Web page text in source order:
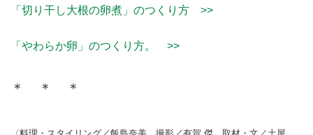
「切り干し大根の卵煮」のつくり方 >>
「やわらか卵」のつくり方。 >>
＊ ＊ ＊